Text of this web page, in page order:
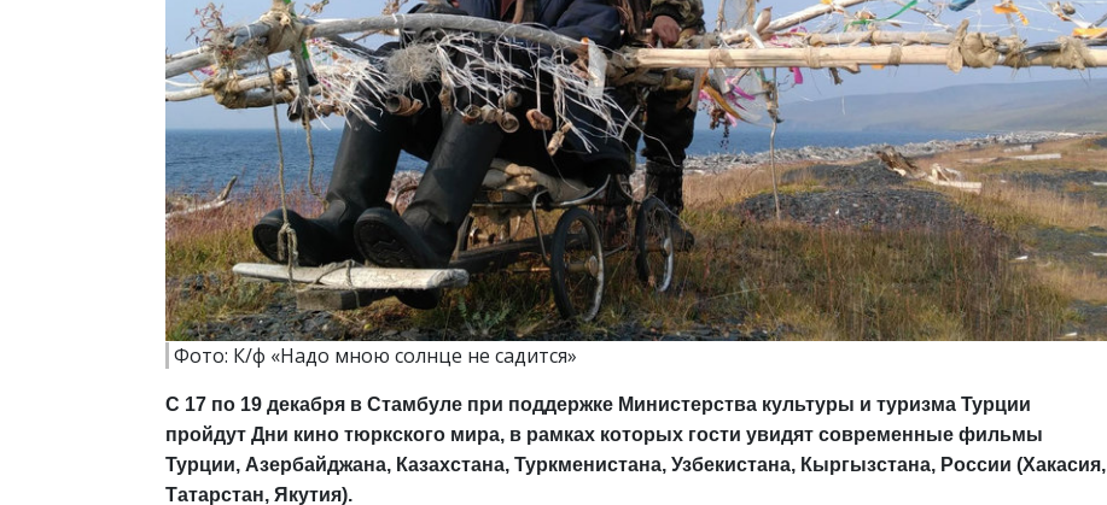
Фото: К/ф «Надо мною солнце не садится»
C 17 по 19 декабря в Стамбуле при поддержке Министерства культуры и туризма Турции
пройдут Дни кино тюркского мира, в рамках которых гости увидят современные фильмы
Турции, Азербайджана, Казахстана, Туркменистана, Узбекистана, Кыргызстана, России (Хакасия,
Татарстан, Якутия).